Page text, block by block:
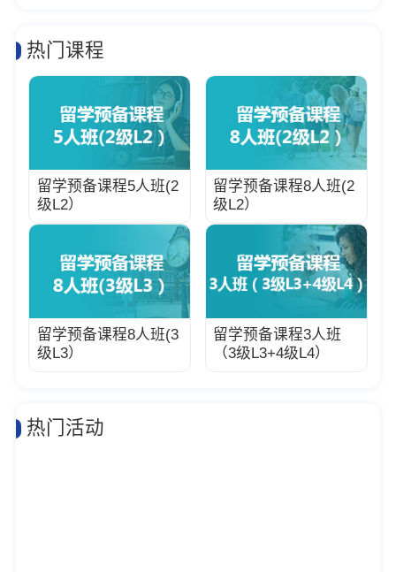
热门课程
留学预备课程5人班(2
级L2）
留学预备课程8人班(2
级L2）
留学预备课程8人班(3
级L3）
留学预备课程3人班
（3级L3+4级L4）
热门活动